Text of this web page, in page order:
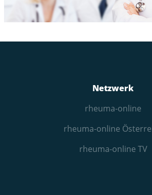
Netzwerk
rheuma-online
rheuma-online
rheuma-online TV